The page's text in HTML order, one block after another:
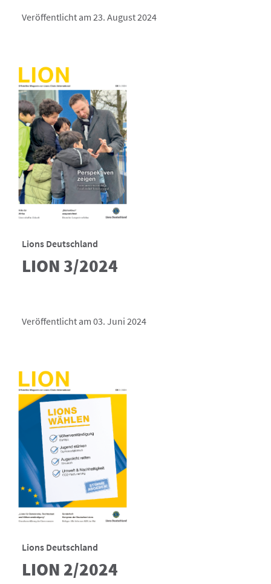
Veröffentlicht am 23. August 2024
Lions Deutschland
LION 3/2024
Veröffentlicht am 03. Juni 2024
Lions Deutschland
LION 2/2024